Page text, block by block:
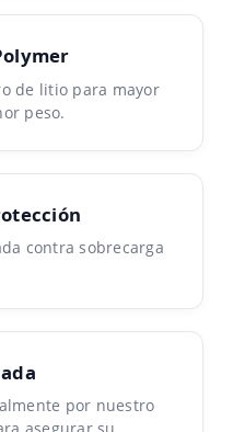
de litio para mayor
peso.
contra sobrecarga
por nuestro